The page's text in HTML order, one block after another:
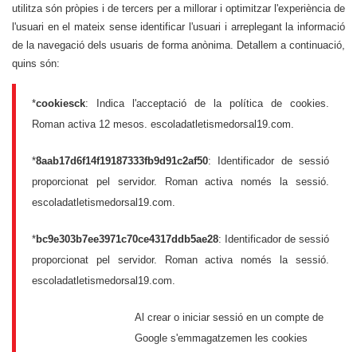
utilitza són pròpies i de tercers per a millorar i optimitzar l'experiència de
l'usuari en el mateix sense identificar l'usuari i arreplegant la informació
de la navegació dels usuaris de forma anònima. Detallem a continuació,
quins són:
*cookiesck: Indica l'acceptació de la política de cookies.
Roman activa 12 mesos. escoladatletismedorsal19.com.
*8aab17d6f14f19187333fb9d91c2af50: Identificador de sessió
proporcionat pel servidor. Roman activa només la sessió.
escoladatletismedorsal19.com.
*bc9e303b7ee3971c70ce4317ddb5ae28: Identificador de sessió
proporcionat pel servidor. Roman activa només la sessió.
escoladatletismedorsal19.com.
Al crear o iniciar sessió en un compte de
Google s'emmagatzemen les cookies